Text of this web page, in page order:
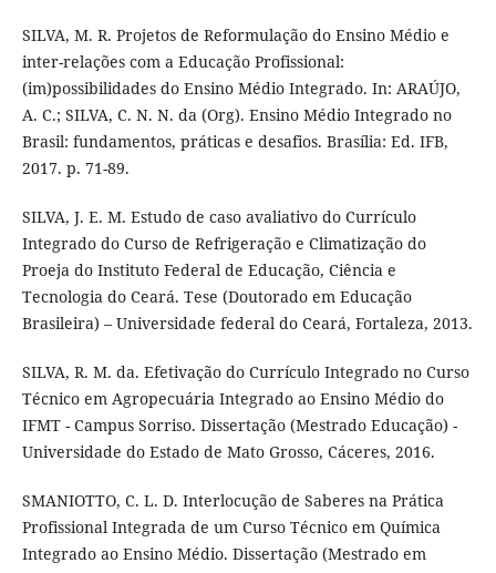
SILVA, M. R. Projetos de Reformulação do Ensino Médio e
inter-relações com a Educação Profissional:
(im)possibilidades do Ensino Médio Integrado. In: ARAÚJO,
A. C.; SILVA, C. N. N. da (Org). Ensino Médio Integrado no
Brasil: fundamentos, práticas e desafios. Brasília: Ed. IFB,
2017. p. 71-89.
SILVA, J. E. M. Estudo de caso avaliativo do Currículo
Integrado do Curso de Refrigeração e Climatização do
Proeja do Instituto Federal de Educação, Ciência e
Tecnologia do Ceará. Tese (Doutorado em Educação
Brasileira) – Universidade federal do Ceará, Fortaleza, 2013.
SILVA, R. M. da. Efetivação do Currículo Integrado no Curso
Técnico em Agropecuária Integrado ao Ensino Médio do
IFMT - Campus Sorriso. Dissertação (Mestrado Educação) -
Universidade do Estado de Mato Grosso, Cáceres, 2016.
SMANIOTTO, C. L. D. Interlocução de Saberes na Prática
Profissional Integrada de um Curso Técnico em Química
Integrado ao Ensino Médio. Dissertação (Mestrado em